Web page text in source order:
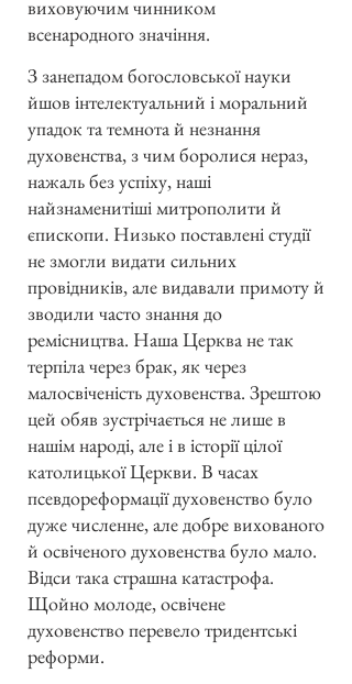
виховуючим чинником
всенародного значіння.
З занепадом богословської науки
йшов інтелектуальний і моральний
упадок та темнота й незнання
духовенства, з чим боролися нераз,
нажаль без успіху, наші
найзнаменитіші митрополити й
єпископи. Низько поставлені студії
не змогли видати сильних
провідників, але видавали примоту й
зводили часто знання до
ремісництва. Наша Церква не так
терпіла через брак, як через
малосвіченість духовенства. Зрештою
цей обяв зустрічається не лише в
нашім народі, але і в історії цілої
католицької Церкви. В часах
псевдореформації духовенство було
дуже численне, але добре вихованого
й освіченого духовенства було мало.
Відси така страшна катастрофа.
Щойно молоде, освічене
духовенство перевело тридентські
реформи.